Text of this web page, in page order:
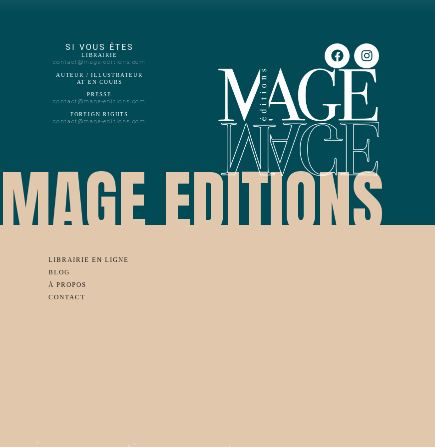
SI VOUS ÊTES
LIBRAIRIE
contact@mage-editions.com
AUTEUR / ILLUSTRATEUR
AT EN COURS
PRESSE
contact@mage-editions.com
FOREIGN RIGHTS
contact@mage-editions.com
MAGE EDITIONS
LIBRAIRIE EN LIGNE
BLOG
À PROPOS
CONTACT